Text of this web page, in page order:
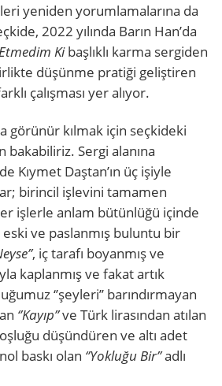
yeniden yorumlamalarına da
2022 yılında Barın Han’da
Kibaşlıklı karma sergiden
düşünme pratiği geliştiren
çalışması yer alıyor.
görünür kılmak için seçkideki
bakabiliriz. Sergi alanına
Kıymet Daştan’ın üç işiyle
birincil işlevini tamamen
işlerle anlam bütünlüğü içinde
ve paslanmış buluntu bir
, iç tarafı boyanmış ve
kaplanmış ve fakat artık
‘’şeyleri’’ barındırmayan
‘’Kayıp’’ve Türk lirasından atılan
boşluğu düşündüren ve altı adet
baskı olan ‘’Yokluğu Bir’’adlı